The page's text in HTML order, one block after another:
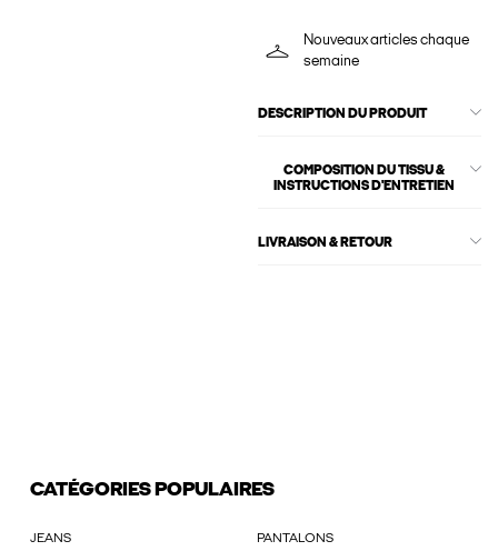
Nouveaux articles chaque
semaine
DESCRIPTION DU PRODUIT
COMPOSITION DU TISSU &
INSTRUCTIONS D'ENTRETIEN
LIVRAISON & RETOUR
CATÉGORIES POPULAIRES
JEANS PANTALONS